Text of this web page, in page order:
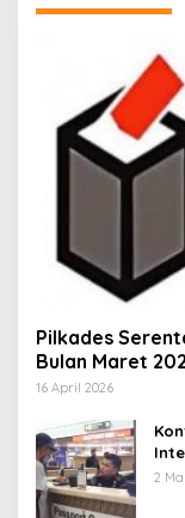
Pilkades
Bulan Maret
16 April 2026
2